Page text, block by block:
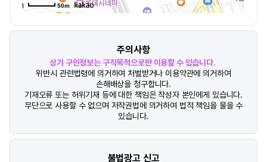
50m
주의사항
상기 구인정보는 구직목적으로만 이용할 수 있습니다.
위반시 관련법령에 의거하여 처벌받거나 이용약관에 의거하여
손해배상을 청구합니다.
기재오류 또는 허위기재 등에 대한 책임은 작성자 본인에게 있습니다.
무단으로 사용할 수 없으며 저작권법에 의거하여 법적 책임을 물을 수
있습니다.
불법광고 신고